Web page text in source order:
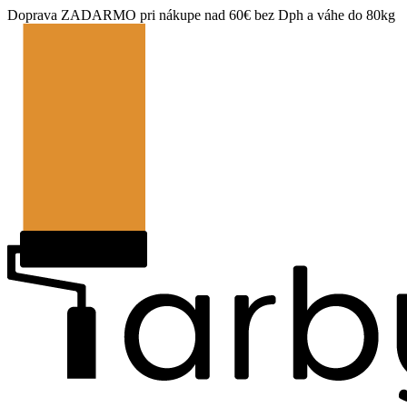
Doprava ZADARMO pri nákupe nad 60€ bez Dph a váhe do 80kg